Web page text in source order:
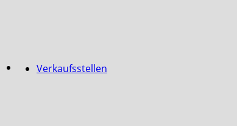
Verkaufsstellen